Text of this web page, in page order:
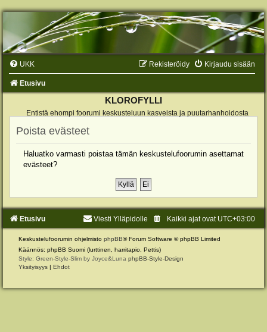
UKK Kirjaudu sisään
Rekisteröidy
Etusivu
KLOROFYLLI
Entistä ehompi foorumi keskusteluun kasveista ja puutarhanhoidosta
Poista evästeet
Haluatko varmasti poistaa tämän keskustelufoorumin asettamat
evästeet?
Etusivu Kaikki ajat ovat UTC+03:00
Viesti Ylläpidolle
Keskustelufoorumin ohjelmisto phpBB® Forum Software © phpBB Limited
Käännös: phpBB Suomi (lurttinen, harritapio, Pettis)
Style: Green-Style-Slim by Joyce&Luna phpBB-Style-Design
Yksityisyys | Ehdot